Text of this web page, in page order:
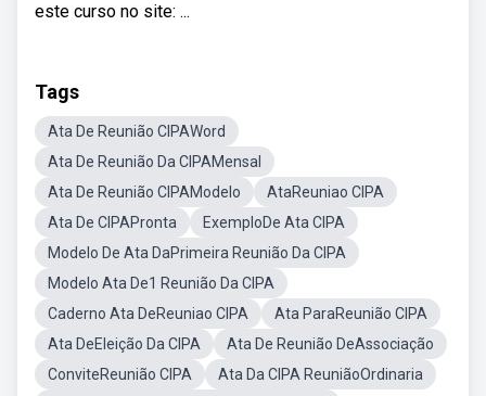
este curso no site: ...
Tags
Ata De Reunião CIPAWord
Ata De Reunião Da CIPAMensal
Ata De Reunião CIPAModelo
AtaReuniao CIPA
Ata De CIPAPronta
ExemploDe Ata CIPA
Modelo De Ata DaPrimeira Reunião Da CIPA
Modelo Ata De1 Reunião Da CIPA
Caderno Ata DeReuniao CIPA
Ata ParaReunião CIPA
Ata DeEleição Da CIPA
Ata De Reunião DeAssociação
ConviteReunião CIPA
Ata Da CIPA ReuniãoOrdinaria